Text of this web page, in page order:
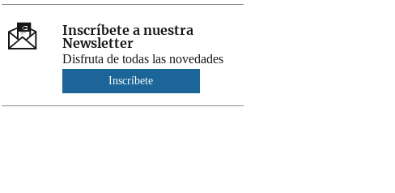
Inscríbete a nuestra
Newsletter
Disfruta de todas las novedades
Inscríbete